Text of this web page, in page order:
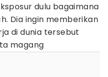
dulu bagaimana
Dia ingin memberikan
di dunia tersebut
magang